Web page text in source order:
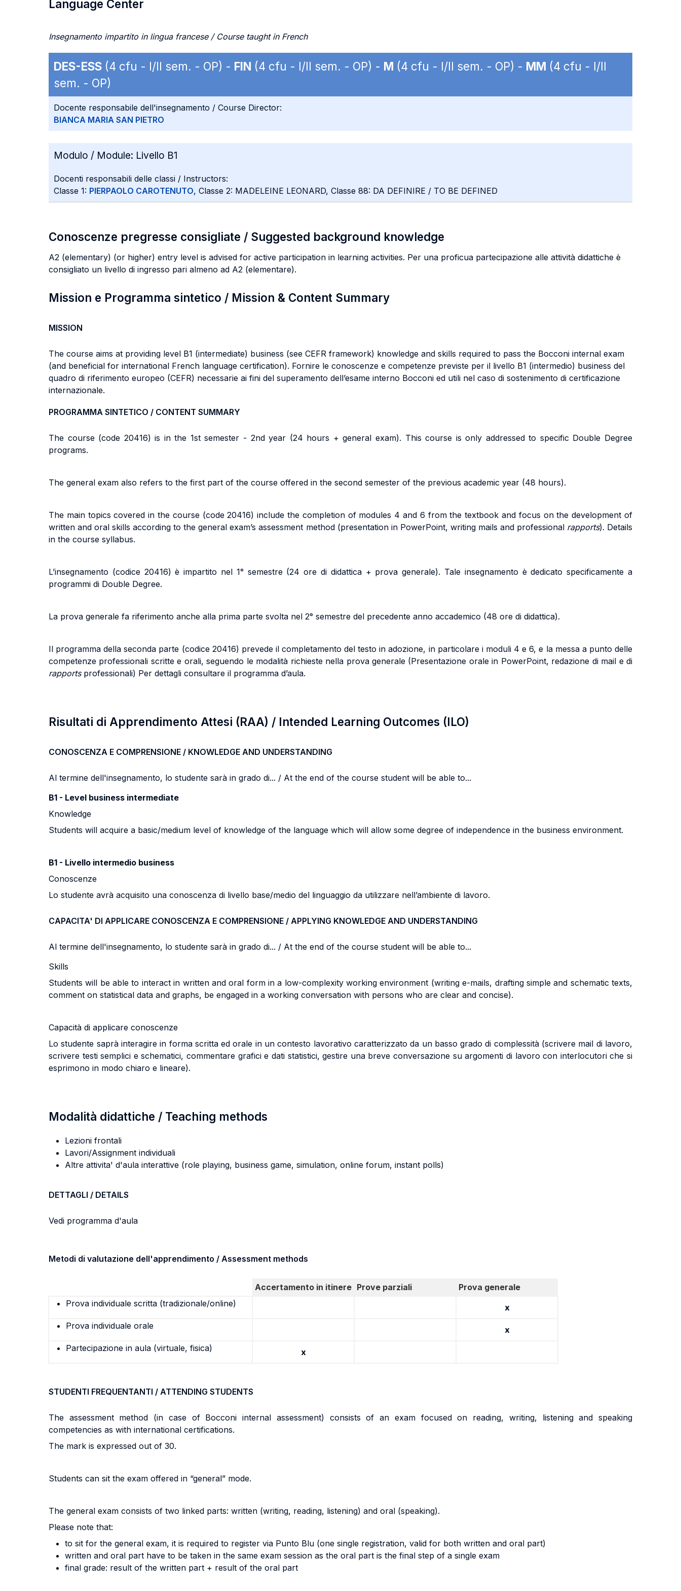
Language Center
Insegnamento impartito in lingua francese / Course taught in French
DES-ESS (4 cfu - I/II sem. - OP) - FIN (4 cfu - I/II sem. - OP) - M (4 cfu - I/II sem. - OP) - MM (4 cfu - I/II
sem. - OP)
Docente responsabile dell'insegnamento / Course Director:
BIANCA MARIA SAN PIETRO
Modulo / Module: Livello B1
Docenti responsabili delle classi / Instructors:
Classe 1: PIERPAOLO CAROTENUTO, Classe 2: MADELEINE LEONARD, Classe 88: DA DEFINIRE / TO BE DEFINED
Conoscenze pregresse consigliate / Suggested background knowledge
A2 (elementary) (or higher) entry level is advised for active participation in learning activities. Per una proficua partecipazione alle attività didattiche è
consigliato un livello di ingresso pari almeno ad A2 (elementare).
Mission e Programma sintetico / Mission & Content Summary
MISSION
The course aims at providing level B1 (intermediate) business (see CEFR framework) knowledge and skills required to pass the Bocconi internal exam
(and beneficial for international French language certification). Fornire le conoscenze e competenze previste per il livello B1 (intermedio) business del
quadro di riferimento europeo (CEFR) necessarie ai fini del superamento dell’esame interno Bocconi ed utili nel caso di sostenimento di certificazione
internazionale.
PROGRAMMA SINTETICO / CONTENT SUMMARY
The course (code 20416) is in the 1st semester - 2nd year (24 hours + general exam). This course is only addressed to specific Double Degree
programs.
The general exam also refers to the first part of the course offered in the second semester of the previous academic year (48 hours).
The main topics covered in the course (code 20416) include the completion of modules 4 and 6 from the textbook and focus on the development of
written and oral skills according to the general exam’s assessment method (presentation in PowerPoint, writing mails and professional rapports). Details
in the course syllabus.
L’insegnamento (codice 20416) è impartito nel 1° semestre (24 ore di didattica + prova generale). Tale insegnamento è dedicato specificamente a
programmi di Double Degree.
La prova generale fa riferimento anche alla prima parte svolta nel 2° semestre del precedente anno accademico (48 ore di didattica).
Il programma della seconda parte (codice 20416) prevede il completamento del testo in adozione, in particolare i moduli 4 e 6, e la messa a punto delle
competenze professionali scritte e orali, seguendo le modalità richieste nella prova generale (Presentazione orale in PowerPoint, redazione di mail e di
rapportsprofessionali) Per dettagli consultare il programma d’aula.
Risultati di Apprendimento Attesi (RAA) / Intended Learning Outcomes (ILO)
CONOSCENZA E COMPRENSIONE / KNOWLEDGE AND UNDERSTANDING
Al termine dell'insegnamento, lo studente sarà in grado di... / At the end of the course student will be able to...
B1 - Level business intermediate
Knowledge
Students will acquire a basic/medium level of knowledge of the language which will allow some degree of independence in the business environment.
B1 - Livello intermedio business
Conoscenze
Lo studente avrà acquisito una conoscenza di livello base/medio del linguaggio da utilizzare nell’ambiente di lavoro.
CAPACITA' DI APPLICARE CONOSCENZA E COMPRENSIONE / APPLYING KNOWLEDGE AND UNDERSTANDING
Al termine dell'insegnamento, lo studente sarà in grado di... / At the end of the course student will be able to...
Skills
Students will be able to interact in written and oral form in a low-complexity working environment (writing e-mails, drafting simple and schematic texts,
comment on statistical data and graphs, be engaged in a working conversation with persons who are clear and concise).
Capacità di applicare conoscenze
Lo studente saprà interagire in forma scritta ed orale in un contesto lavorativo caratterizzato da un basso grado di complessità (scrivere mail di lavoro,
scrivere testi semplici e schematici, commentare grafici e dati statistici, gestire una breve conversazione su argomenti di lavoro con interlocutori che si
esprimono in modo chiaro e lineare).
Modalità didattiche / Teaching methods
Lezioni frontali
Lavori/Assignment individuali
Altre attivita' d'aula interattive (role playing, business game, simulation, online forum, instant polls)
DETTAGLI / DETAILS
Vedi programma d'aula
Metodi di valutazione dell'apprendimento / Assessment methods
Accertamento in itinere Prove parziali
Prova generale
Prova individuale scritta (tradizionale/online)
x
Prova individuale orale
x
Partecipazione in aula (virtuale, fisica)
x
STUDENTI FREQUENTANTI / ATTENDING STUDENTS
The assessment method (in case of Bocconi internal assessment) consists of an exam focused on reading, writing, listening and speaking
competencies as with international certifications.
The mark is expressed out of 30.
Students can sit the exam offered in “general” mode.
The general exam consists of two linked parts: written (writing, reading, listening) and oral (speaking).
Please note that:
to sit for the general exam, it is required to register via Punto Blu (one single registration, valid for both written and oral part)
written and oral part have to be taken in the same exam session as the oral part is the final step of a single exam
final grade: result of the written part + result of the oral part